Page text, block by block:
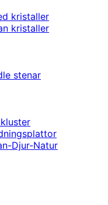
kristaller
kristaller
stenar
Djur-Natur